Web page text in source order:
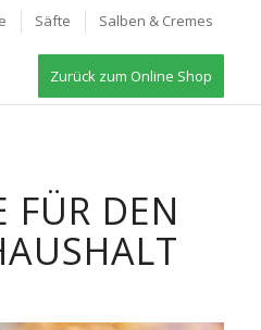
Säfte Salben & Cremes
Zurück zum Online Shop
FÜR DEN